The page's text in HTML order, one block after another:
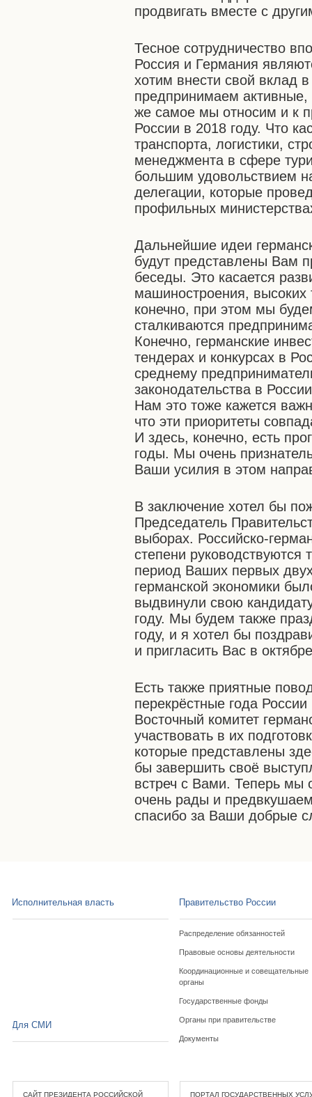
продвигать вместе с
Тесное сотрудничество
Россия и Германия
хотим внести свой вклад
предпринимаем
же самое мы относим и к
России в 2018 году. Что
транспорта, логистики,
менеджмента в сфере
большим удовольствием
делегации, которые
профильных
Дальнейшие идеи
будут представлены Вам
беседы. Это касается
машиностроения, высоких
конечно, при этом мы
сталкиваются
Конечно, германские
тендерах и конкурсах в
среднему
законодательства в
Нам это тоже кажется
что эти приоритеты
И здесь, конечно, есть
годы. Мы очень
Ваши усилия в этом
В заключение хотел бы
Председатель
выборах. Российско-
степени
период Ваших первых
германской экономики
выдвинули свою
году. Мы будем также
году, и я хотел бы
и пригласить Вас в
Есть также приятные
перекрёстные года
Восточный комитет
участвовать в их
которые представлены
бы завершить своё
встреч с Вами. Теперь мы
очень рады и
спасибо за Ваши добрые
Исполнительная власть Правительство России
Распределение обязанностей
Правовые основы деятельности
Координационные и совещательные
органы
Государственные фонды
Органы при правительстве
Документы
Для СМИ
САЙТ ПРЕЗИДЕНТА РОССИЙСКОЙ
ПОРТАЛ ГОСУДАРСТВЕННЫХ